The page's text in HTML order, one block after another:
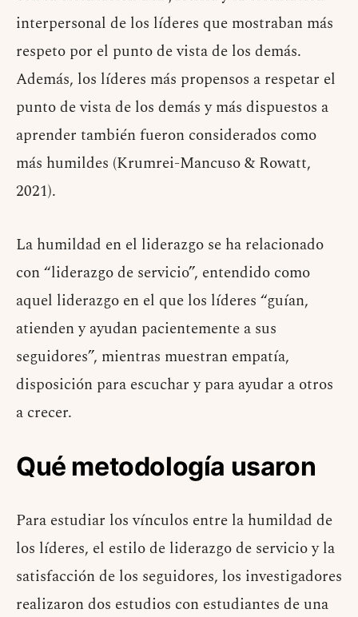
interpersonal de los líderes que mostraban más
respeto por el punto de vista de los demás.
Además, los líderes más propensos a respetar el
punto de vista de los demás y más dispuestos a
aprender también fueron considerados como
más humildes (Krumrei-Mancuso & Rowatt,
2021).
La humildad en el liderazgo se ha relacionado
con “liderazgo de servicio”, entendido como
aquel liderazgo en el que los líderes “guían,
atienden y ayudan pacientemente a sus
seguidores”, mientras muestran empatía,
disposición para escuchar y para ayudar a otros
a crecer.
Qué metodología usaron
Para estudiar los vínculos entre la humildad de
los líderes, el estilo de liderazgo de servicio y la
satisfacción de los seguidores, los investigadores
realizaron dos estudios con estudiantes de una